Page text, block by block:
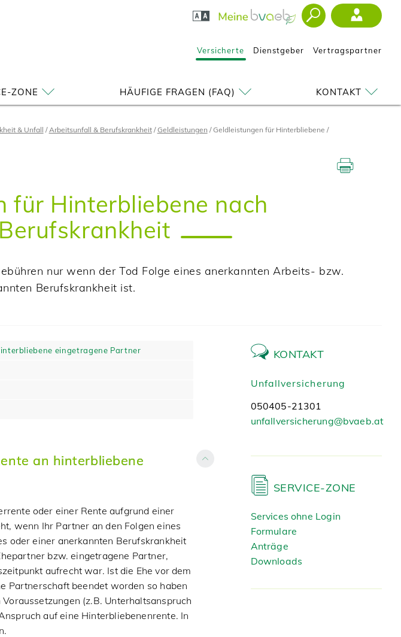
Versicherte Dienstgeber Vertragspartner
ZONE HÄUFIGE FRAGEN (FAQ) KONTAKT
& Unfall Arbeitsunfall & Berufskrankheit Geldleistungen Geldleistungen für Hinterbliebene
für Hinterbliebene nach
nur wenn der Tod Folge eines anerkannten Arbeits- bzw.
Berufskrankheit ist.
eingetragene Partner
an hinterbliebene
oder einer Rente aufgrund einer
wenn Ihr Partner an den Folgen eines
oder einer anerkannten Berufskrankheit
bzw. eingetragene Partner,
aufrecht war. Ist die Ehe vor dem
Partnerschaft beendet worden so haben
(z.B. Unterhaltsanspruch
auf eine Hinterbliebenenrente. In
KONTAKT
Unfallversicherung
050405-21301
unfallversicherung@bvaeb.at
SERVICE-ZONE
Services ohne Login
Formulare
Anträge
Downloads